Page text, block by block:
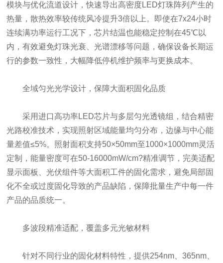
模块与优化流道设计，快速导出高密度LED灯珠阵列产生的
热量，散热效率较传统风冷提升3倍以上。即使在7x24小时
连续满功率运行工况下，芯片结温也能稳定控制在45℃以
内，有效避免灯珠光衰、光谱漂移等问题，确保设备长期运
行的参数一致性，大幅降低停机维护频率与更换成本。
全域匀光光学设计，保障大面积固化品质
采用进口高功率LED芯片与多层匀光透镜组，结合精密
光路校准技术，实现照射区域能量均匀分布，边缘与中心能
量差值≤5%。照射面积支持50×50mm至1000×1000mm灵活
定制，能量密度可在50-16000mW/cm?精准调节，完美适配
显示面板、光伏组件等大面积工件的固化需求，避免局部固
化不全或过度固化导致的产品缺陷，保障批量生产中每一件
产品的品质统一。
多波段精准适配，覆盖多元光敏材料
针对不同行业的固化材料特性，提供254nm、365nm、